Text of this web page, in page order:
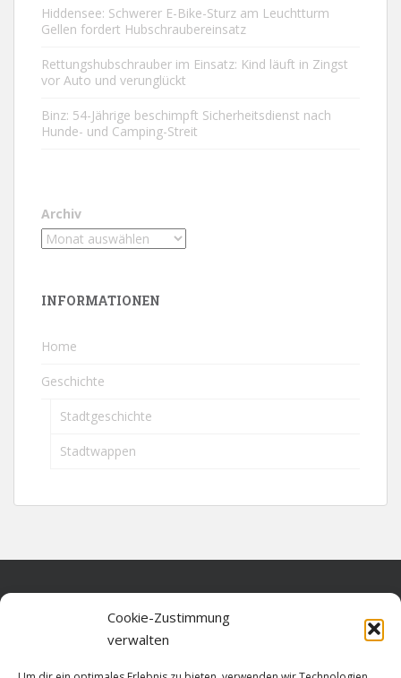
Cookie-Zustimmung
verwalten
Hiddensee: Schwerer E-Bike-Sturz am Leuchtturm
Gellen fordert Hubschraubereinsatz
Rettungshubschrauber im Einsatz: Kind läuft in Zingst
vor Auto und verunglückt
Binz: 54-Jährige beschimpft Sicherheitsdienst nach
Hunde- und Camping-Streit
Archiv
INFORMATIONEN
Home
Geschichte
Stadtgeschichte
Stadtwappen